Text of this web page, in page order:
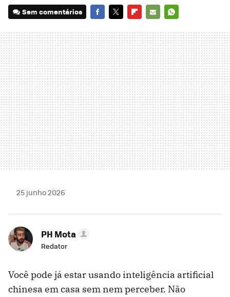
Sem comentários
MAIL
25 junho 2026
PH Mota
Redator
Você pode já estar usando inteligência artificial
chinesa em casa sem nem perceber. Não